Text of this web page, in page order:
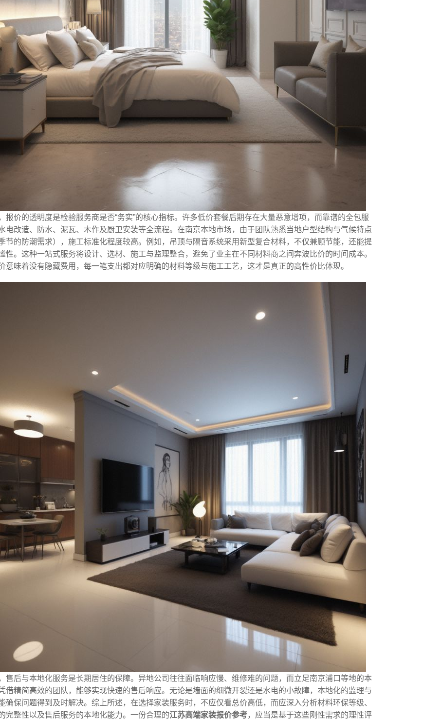
报价的透明度是检验服务商是否“务实”的核心指标。许多低价套餐后期存在大量恶意增项，而靠谱的全包服
电改造、防水、泥瓦、木作及厨卫安装等全流程。在南京本地市场，由于团队熟悉当地户型结构与气候特点
节的防潮需求），施工标准化程度较高。例如，吊顶与隔音系统采用新型复合材料，不仅兼顾节能，还能提
性。这种一站式服务将设计、选材、施工与监理整合，避免了业主在不同材料商之间奔波比价的时间成本。
意味着没有隐藏费用，每一笔支出都对应明确的材料等级与施工工艺，这才是真正的高性价比体现。
售后与本地化服务是长期居住的保障。异地公司往往面临响应慢、维修难的问题，而立足南京浦口等地的本
借精简高效的团队，能够实现快速的售后响应。无论是墙面的细微开裂还是水电的小故障，本地化的监理与
确保问题得到及时解决。综上所述，在选择家装服务时，不应仅看总价高低，而应深入分析材料环保等级、
完整性以及售后服务的本地化能力。一份合理的江苏高端家装报价参考，应当是基于这些刚性需求的理性评